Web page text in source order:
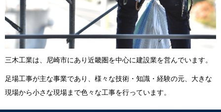
三木工業は、尼崎市にあり近畿圏を中心に建設業を営んでいます。
足場工事が主な事業であり、様々な技術・知識・経験の元、大きな
現場から小さな現場まで色々な工事を行っています。